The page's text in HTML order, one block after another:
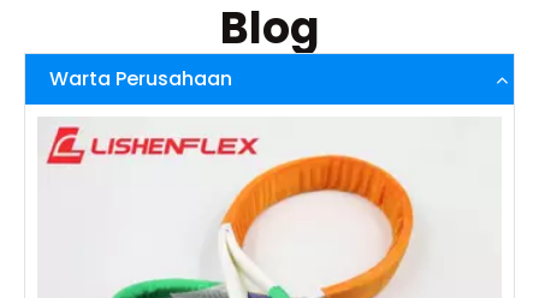
Blog
Warta Perusahaan